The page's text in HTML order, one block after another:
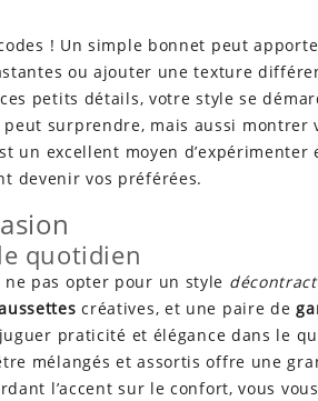
! Un simple bonnet peut
ou ajouter une texture
petits détails, votre style se
surprendre, mais aussi montrer
un excellent moyen
devenir vos préférées.
quotidien
pas opter pour un style
créatives, et une paire de
praticité et élégance dans le
mélangés et assortis offre une
l’accent sur le confort, vous